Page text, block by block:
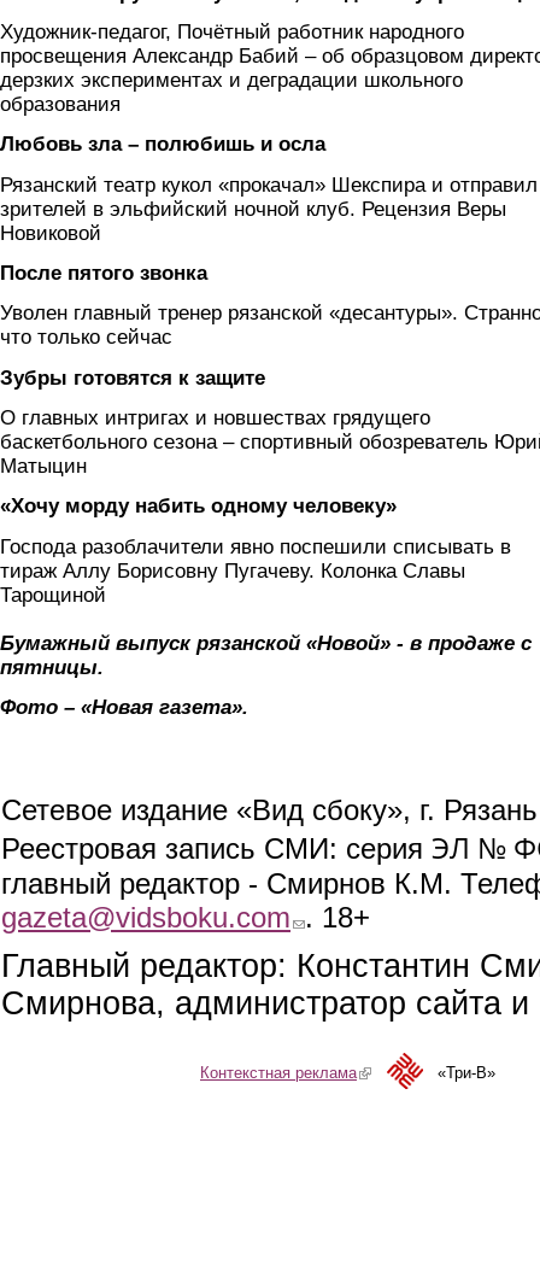
Художник-педагог, Почётный работник народного
просвещения Александр Бабий – об образцовом
дерзких экспериментах и деградации школьного
образования
Любовь зла – полюбишь и осла
Рязанский театр кукол «прокачал» Шекспира и отправил
зрителей в эльфийский ночной клуб. Рецензия Веры
Новиковой
После пятого звонка
Уволен главный тренер рязанской «десантуры».
что только сейчас
Зубры готовятся к защите
О главных интригах и новшествах грядущего
баскетбольного сезона – спортивный обозреватель
Матыцин
«Хочу морду набить одному человеку»
Господа разоблачители явно поспешили списывать в
тираж Аллу Борисовну Пугачеву. Колонка Славы
Тарощиной
Бумажный выпуск рязанской «Новой» - в продаже с
пятницы.
Фото – «Новая газета».
Сетевое издание «Вид сбоку», г.
Реестровая запись СМИ: серия ЭЛ №
главный редактор - Смирнов К.М.
gazeta@vidsboku.com (link sends e-mail)
. 18+
Главный редактор: Константин
Смирнова, администратор сайта
Контекстная реклама(link is external)«Три-В»